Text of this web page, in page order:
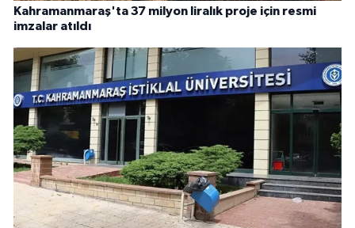
Kahramanmaraş'ta 37 milyon liralık proje için resmi
imzalar atıldı